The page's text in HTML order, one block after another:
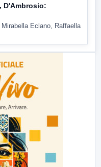
D'Ambrosio:
Eclano, Raffaella